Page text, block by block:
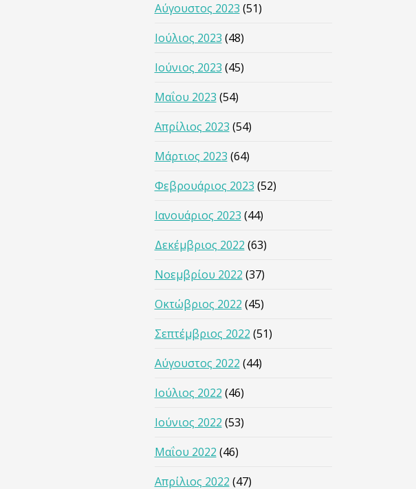
Αύγουστος 2023 (51)
Ιούλιος 2023 (48)
Ιούνιος 2023 (45)
Μαΐου 2023 (54)
Απρίλιος 2023 (54)
Μάρτιος 2023 (64)
Φεβρουάριος 2023 (52)
Ιανουάριος 2023 (44)
Δεκέμβριος 2022 (63)
Νοεμβρίου 2022 (37)
Οκτώβριος 2022 (45)
Σεπτέμβριος 2022 (51)
Αύγουστος 2022 (44)
Ιούλιος 2022 (46)
Ιούνιος 2022 (53)
Μαΐου 2022 (46)
Απρίλιος 2022 (47)